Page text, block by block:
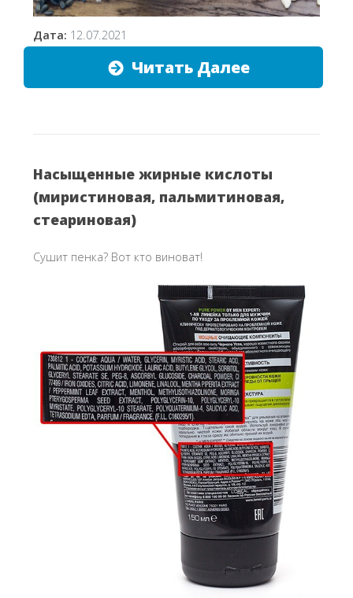
Дата: 12.07.2021
Читать Далее
Насыщенные жирные кислоты
(миристиновая, пальмитиновая,
стеариновая)
Сушит пенка? Вот кто виноват!